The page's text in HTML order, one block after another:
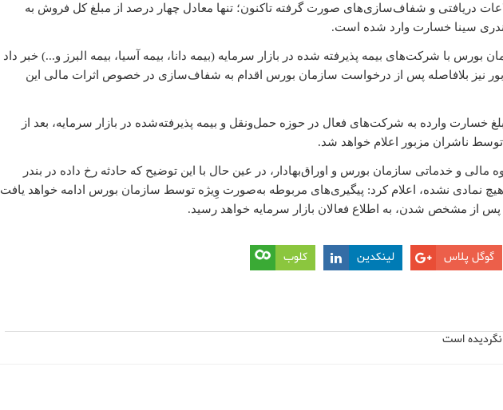
دریافتی و شفاف‌سازی‌های صورت گرفته تاکنون؛ تنها معادل چهار درصد از مبلغ کل فروش به
سینا خسارت وارد شده است.
بورس با شرکت‌های بیمه پذیرفته شده در بازار سرمایه (بیمه دانا، بیمه آسیا، بیمه البرز و...) خبر داد
نیز بلافاصله پس از درخواست سازمان بورس اقدام به شفاف‌سازی در خصوص اثرات مالی این
خسارت وارده به شرکت‌های فعال در حوزه حمل‌ونقل و بیمه پذیرفته‌شده در بازار سرمایه، بعد از
ناشران مزبور اعلام خواهد شد.
مالی و خدماتی سازمان بورس و اوراق‌بهادار، در عین حال با این توضیح که حادثه رخ داده در بندر
نمادی نشده، اعلام کرد: پیگیری‌های مربوطه به‌صورت وِیژه توسط سازمان بورس ادامه خواهد یافت
پس از مشخص شدن، به اطلاع فعالان بازار سرمایه خواهد رسید.
گوگل پلاس لینکدین کلوب
است